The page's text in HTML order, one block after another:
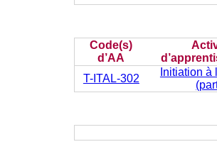
Code(s)
d’AA
T-ITAL-302
Initiation à